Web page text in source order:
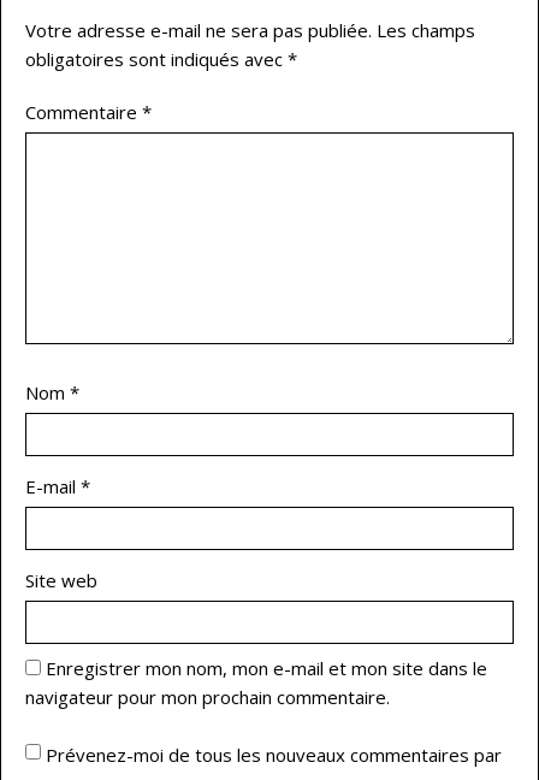
Votre adresse e-mail ne sera pas publiée. Les champs
obligatoires sont indiqués avec *
Commentaire *
Nom *
E-mail *
Site web
Enregistrer mon nom, mon e-mail et mon site dans le
navigateur pour mon prochain commentaire.
Prévenez-moi de tous les nouveaux commentaires par